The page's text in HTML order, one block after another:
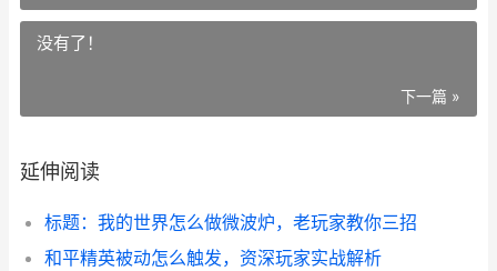
没有了！
下一篇 »
延伸阅读
标题：我的世界怎么做微波炉，老玩家教你三招
和平精英被动怎么触发，资深玩家实战解析